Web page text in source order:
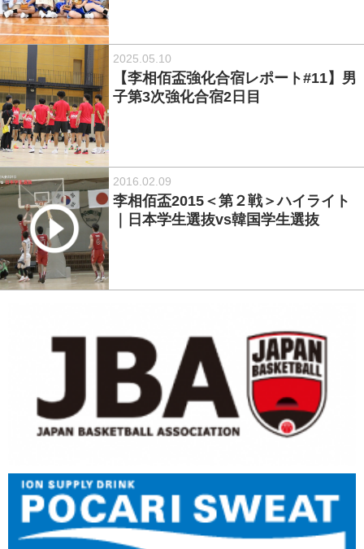
2025.05.10
【李相佰盃強化合宿レポート#11】男
子第3次強化合宿2日目
2016.02.09
李相佰盃2015＜第２戦＞ハイライト
｜日本学生選抜vs韓国学生選抜